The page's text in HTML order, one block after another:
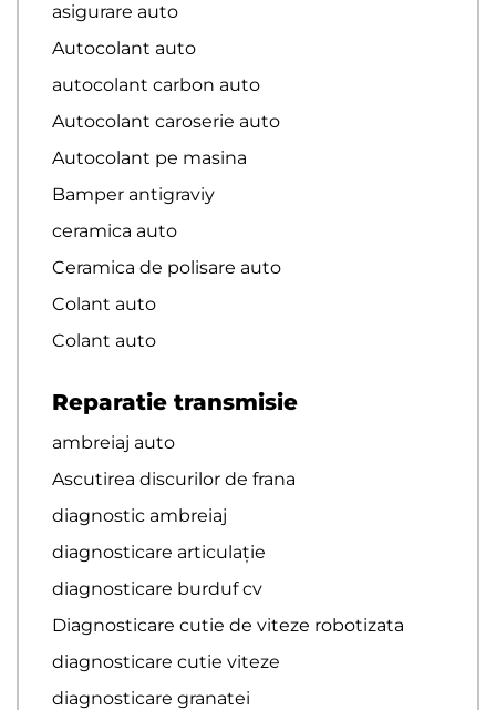
asigurare auto
Autocolant auto
autocolant carbon auto
Autocolant caroserie auto
Autocolant pe masina
Bamper antigraviy
ceramica auto
Ceramica de polisare auto
Colant auto
Colant auto
Reparatie transmisie
ambreiaj auto
Ascutirea discurilor de frana
diagnostic ambreiaj
diagnosticare articulație
diagnosticare burduf cv
Diagnosticare cutie de viteze robotizata
diagnosticare cutie viteze
diagnosticare granatei